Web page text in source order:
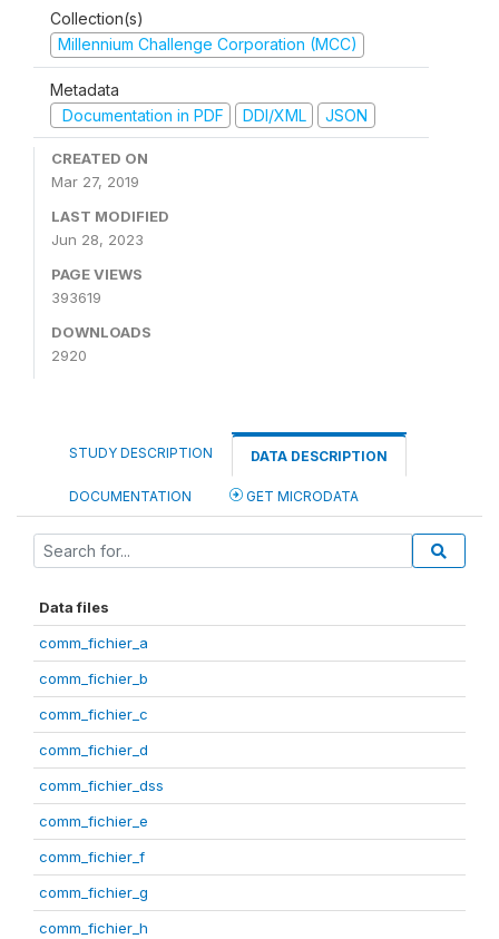
Collection(s)
Millennium Challenge Corporation (MCC)
Metadata
Documentation in PDF
DDI/XML JSON
CREATED ON
Mar 27, 2019
LAST MODIFIED
Jun 28, 2023
PAGE VIEWS
393619
DOWNLOADS
2920
STUDY DESCRIPTION DATA DESCRIPTION
DOCUMENTATION GET MICRODATA
Data files
comm_fichier_a
comm_fichier_b
comm_fichier_c
comm_fichier_d
comm_fichier_dss
comm_fichier_e
comm_fichier_f
comm_fichier_g
comm_fichier_h